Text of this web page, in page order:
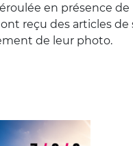
en présence de
reçu des articles de
de leur photo.